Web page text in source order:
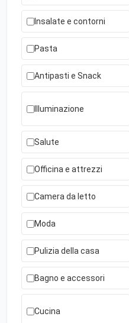
Insalate e contorni
Pasta
Antipasti e Snack
Illuminazione
Salute
Officina e attrezzi
Camera da letto
Moda
Pulizia della casa
Bagno e accessori
Cucina